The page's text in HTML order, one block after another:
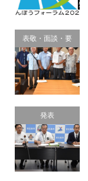
表敬・面談・要
請
発表